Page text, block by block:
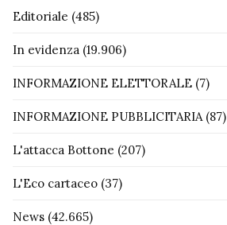
Editoriale (485)
In evidenza (19.906)
INFORMAZIONE ELETTORALE (7)
INFORMAZIONE PUBBLICITARIA(87)
L'attacca Bottone (207)
L'Eco cartaceo (37)
News (42.665)